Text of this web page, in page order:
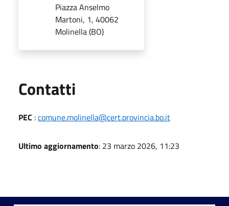
Piazza Anselmo
Martoni, 1, 40062
Molinella (BO)
Contatti
PEC :comune.molinella@cert.provincia.bo.it
Ultimo aggiornamento: 23 marzo 2026, 11:23